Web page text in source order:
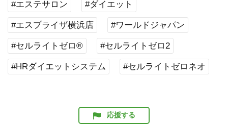
#エステサロン #ダイエット
#エスプライザ横浜店 #ワールドジャパン
#セルライトゼロ® #セルライトゼロ2
#HRダイエットシステム #セルライトゼロネオ
応援する